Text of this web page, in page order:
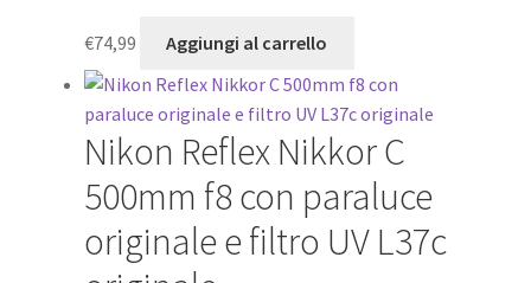
€74,99 Aggiungi al carrello
Nikon Reflex Nikkor C
500mm f8 con paraluce
originale e filtro UV L37c